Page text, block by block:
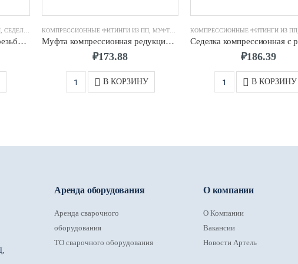
СЕДЕЛКА КОМПРЕССИОННАЯ
Седелка компрессионная с резьбовым отводом д.90 х 2″
КОМПРЕССИОННЫЕ ФИТИНГИ ИЗ ПП МУФТА КОМПРЕССИОННАЯ
Муфта компрессионная редукционная d.32 х 20
₽173.88
В КОРЗИНУ
КОМПРЕССИОННЫЕ ФИТИНГИ ИЗ ПП
₽186.39
В КОРЗИНУ
Аренда оборудования
Аренда сварочного
оборудования
ТО сварочного оборудования
О компании
О Компании
Вакансии
Новости Артель